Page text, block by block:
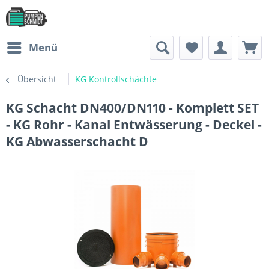
Menü
Übersicht KG Kontrollschächte
KG Schacht DN400/DN110 - Komplett SET
- KG Rohr - Kanal Entwässerung - Deckel -
KG Abwasserschacht D